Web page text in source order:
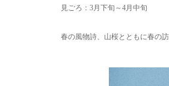
見ごろ：3月下旬～4月中旬
春の風物詩、山桜とともに春の